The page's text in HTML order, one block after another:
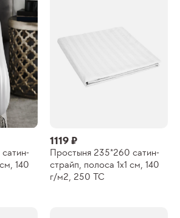
140
1119 ₽
Простыня 235*260 сатин-
страйп, полоса 1х1 см, 140
г/м2, 250 ТС